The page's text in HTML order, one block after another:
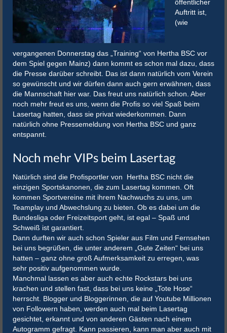
öffentlicher
Auftritt ist,
(wie
vergangenen Donnerstag das „Training“ von Hertha BSC vor
dem Spiel gegen Mainz) dann kommt es schon mal dazu, dass
die Presse darüber schreibt. Das ist dann natürlich vom Verein
so gewünscht und wir dürfen dann auch gern erwähnen, dass
die Mannschaft hier war. Das freut uns natürlich schon. Aber
noch mehr freut es uns, wenn die Profis so viel Spaß beim
Lasertag hatten, dass sie privat wiederkommen. Dann
natürlich ohne Pressemeldung von Hertha BSC und ganz
entspannt.
Noch mehr VIPs beim Lasertag
Natürlich sind die Profisportler von Hertha BSC nicht die
einzigen Sportskanonen, die zum Lasertag kommen. Oft
kommen Sportvereine mit ihrem Nachwuchs zu uns, um
Teamplay und Abwechslung zu bieten. Ob es dabei um die
Bundesliga oder Freizeitsport geht, ist egal – Spaß und
Schweiß ist garantiert.
Dann durften wir auch schon Spieler aus Film und Fernsehen
bei uns begrüßen, die unter anderem „Gute Zeiten“ bei uns
hatten – ganz ohne groß Aufmerksamkeit zu erregen, was
sehr positiv aufgenommen wurde.
Manchmal lassen es aber auch echte Rockstars bei uns
krachen und stellen fast, dass bei uns keine „Tote Hose“
herrscht. Blogger und Bloggerinnen, die auf Youtube Millionen
von Followern haben, werden auch mal beim Lasertag
gesichtet, erkannt und von anderen Gästen nach einem
Autogramm gefragt. Kann passieren, kann man aber auch mit